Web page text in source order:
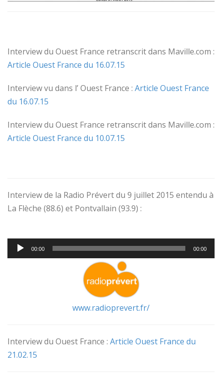
Interview du Ouest France retranscrit dans Maville.com :
Article Ouest France du 16.07.15
Interview vu dans l’ Ouest France : Article Ouest France
du 16.07.15
Interview du Ouest France retranscrit dans Maville.com :
Article Ouest France du 10.07.15
Interview de la Radio Prévert du 9 juillet 2015 entendu à
La Flèche (88.6) et Pontvallain (93.9) :
Lecteur
audio
00:00 00:00
www.radioprevert.fr/
Interview du Ouest France : Article Ouest France du
21.02.15